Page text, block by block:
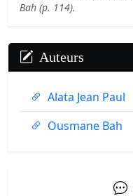
Bah (p. 114).
Auteurs
Alata Jean Paul
Ousmane Bah